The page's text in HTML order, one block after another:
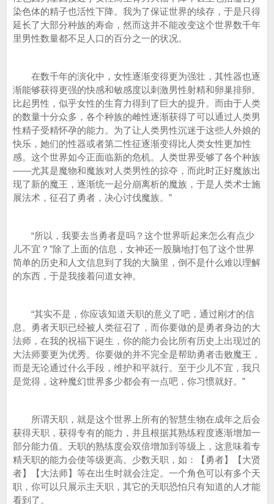
染色体的精子也活性下降。我为了保证世界的续存，于是只得
延长了大部分种族的寿命，然而这并不能改变这个世界数千年
里男性数量都不足人口的百分之一的状况。
在数千年的演化中，女性逐渐变得更为强壮，其性器也逐
渐能够获得更强的快感和敏感度以刺激男性射精和卵巢排卵。
比起男性，似乎女性的生育力得到了巨大的提升。而由于人类
的数量十分众多，各个种族的雌性逐渐获得了可以通过人类男
性精子受精怀孕的能力。为了让人类男性沉迷于这些人外娘的
快乐，她们的性器或者第二性征逐渐变得比人类女性更加性
感。这个世界如今正面临新的危机。人类世界受够了各个种族
——尤其是魔物和魔族对人类男性的掠夺，而此时正好魔族出
现了新的魔王，逐渐统一起分崩离析的魔族，于是人类术士施
展法术，征召了勇者，决心讨伐魔族。”
“所以，我要去当勇者是吗？这个世界听起来怎么有点少
儿不宜？”除了上面的信息，女神还一股脑地打包了这个世界
简单的历史和人文信息到了我的大脑里，倒不是什么难以理解
的东西，于是我接着问道女神。
“其实不是，你应该知道天职的意义了吧，通过刚才的信
息。勇者天职已经被人类征召了，而你要做的是勇者身边的大
法师，在我的祝福下诞生，你的能力会比所有历史上出现过的
大法师要更为优秀。你要做的并不完全是帮助勇者击败魔王，
而是无论通过什么手段，维护和平就行。至于少儿不宜，我只
是觉得，这种魔幻世界多少都会有一点吧，你习惯就好。”
所谓天职，就是这个世界上所有的智慧生物在成年之后会
获得天职，获得专有的能力，并且根据其熟练程度逐渐增加一
部分能力值。天职的熟练度会双倍增加到等级上，这意味着专
精天职的能力会使等级更高。少数天职，如：【勇者】【大贤
者】【大法师】等在出生时就会注定。一个角色可以有多个天
职，你可以只展示主天职，其它的天职恐怕只有知道的人才能
看到了。